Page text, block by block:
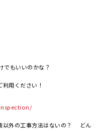
でもいいのかな？
用ください！
以外の工事方法はないの？ どん